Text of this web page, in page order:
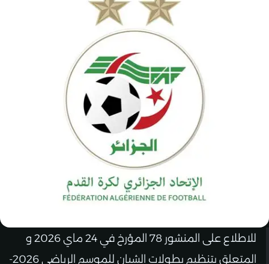
للاطلاع على المنشور 78 المؤرخ في 24 ماي 2026 و
المتعلق بتنظيم بطولات الشبان للموسم الرياضي 2026-